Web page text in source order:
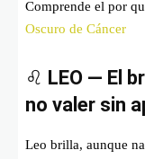
Comprende el por
Oscuro de Cáncer
♌ LEO — El
no valer sin
Leo brilla, aunque